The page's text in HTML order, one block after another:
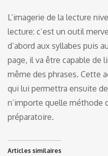
L’imagerie de la lecture
lecture: c’est un outil
d’abord aux syllabes puis
page, il va être capable de
même des phrases. Cette
qui lui permettra ensuite
n’importe quelle méthode
préparatoire.
Articles similaires